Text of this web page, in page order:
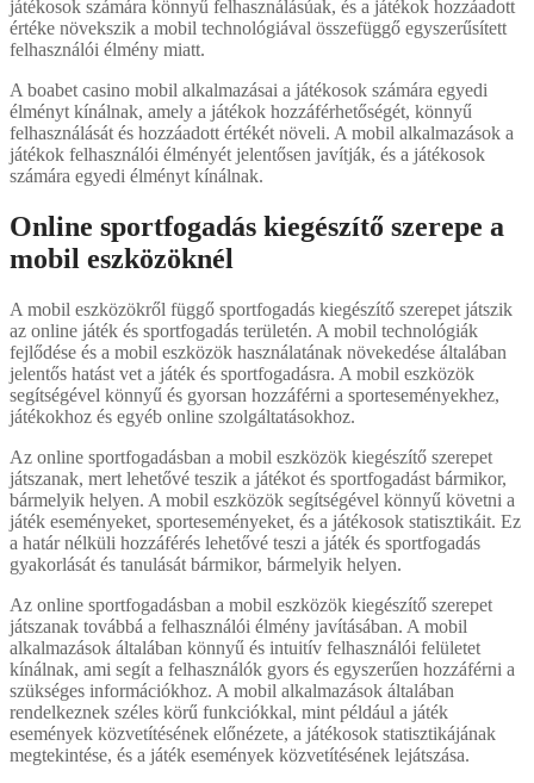
játékosok számára könnyű felhasználásúak, és a játékok hozzáadott
értéke növekszik a mobil technológiával összefüggő egyszerűsített
felhasználói élmény miatt.
A boabet casino mobil alkalmazásai a játékosok számára egyedi
élményt kínálnak, amely a játékok hozzáférhetőségét, könnyű
felhasználását és hozzáadott értékét növeli. A mobil alkalmazások a
játékok felhasználói élményét jelentősen javítják, és a játékosok
számára egyedi élményt kínálnak.
Online sportfogadás kiegészítő szerepe a
mobil eszközöknél
A mobil eszközökről függő sportfogadás kiegészítő szerepet játszik
az online játék és sportfogadás területén. A mobil technológiák
fejlődése és a mobil eszközök használatának növekedése általában
jelentős hatást vet a játék és sportfogadásra. A mobil eszközök
segítségével könnyű és gyorsan hozzáférni a sporteseményekhez,
játékokhoz és egyéb online szolgáltatásokhoz.
Az online sportfogadásban a mobil eszközök kiegészítő szerepet
játszanak, mert lehetővé teszik a játékot és sportfogadást bármikor,
bármelyik helyen. A mobil eszközök segítségével könnyű követni a
játék eseményeket, sporteseményeket, és a játékosok statisztikáit. Ez
a határ nélküli hozzáférés lehetővé teszi a játék és sportfogadás
gyakorlását és tanulását bármikor, bármelyik helyen.
Az online sportfogadásban a mobil eszközök kiegészítő szerepet
játszanak továbbá a felhasználói élmény javításában. A mobil
alkalmazások általában könnyű és intuitív felhasználói felületet
kínálnak, ami segít a felhasználók gyors és egyszerűen hozzáférni a
szükséges információkhoz. A mobil alkalmazások általában
rendelkeznek széles körű funkciókkal, mint például a játék
események közvetítésének előnézete, a játékosok statisztikájának
megtekintése, és a játék események közvetítésének lejátszása.